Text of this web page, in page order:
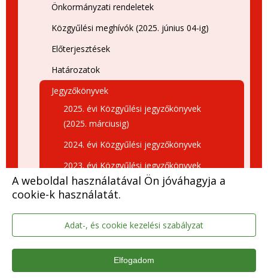
A weboldal használatával Ön jóváhagyja a
cookie-k használatát.
Adat-, és cookie kezelési szabályzat
Elfogadom
Önkormányzati rendeletek
Közgyűlési meghívók (2025. június 04-ig)
Előterjesztések
Határozatok
Jegyzőkönyvek
2025. évi Közgyűlési jegyzőkönyvek
(2025. márciusig)
2024. évi Közgyűlési jegyzőkönyvek
2023. évi Közgyűlési jegyzőkönyvek
2023. december 14
2023. november 30-ai
Közmeghallgatás
2023. október 26